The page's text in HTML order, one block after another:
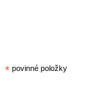
* povinné položky